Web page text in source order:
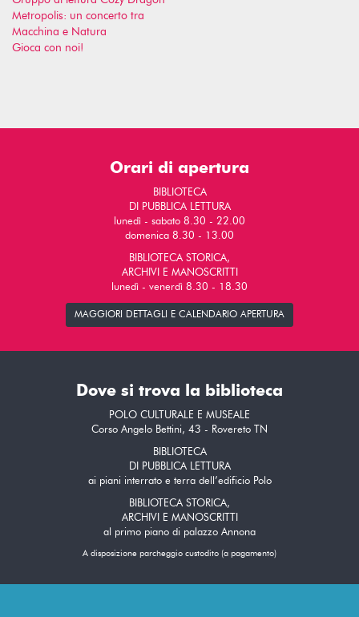
Metropolis: un concerto tra
Macchina e Natura
Gioca con noi!
Orari di apertura
BIBLIOTECA
DI PUBBLICA LETTURA
lunedì - sabato 8.30 - 22.00
domenica 8.30 - 13.00
BIBLIOTECA STORICA,
ARCHIVI E MANOSCRITTI
lunedì - venerdì 8.30 - 18.30
MAGGIORI DETTAGLI E CALENDARIO APERTURA
Dove si trova la biblioteca
POLO CULTURALE E MUSEALE
Corso Angelo Bettini, 43 - Rovereto TN
BIBLIOTECA
DI PUBBLICA LETTURA
ai piani interrato e terra dell’edificio Polo
BIBLIOTECA STORICA,
ARCHIVI E MANOSCRITTI
al primo piano di palazzo Annona
A disposizione parcheggio custodito (a pagamento)